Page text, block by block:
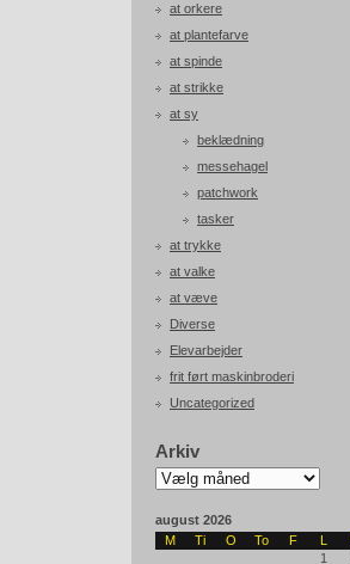
at orkere
at plantefarve
at spinde
at strikke
at sy
beklædning
messehagel
patchwork
tasker
at trykke
at valke
at væve
Diverse
Elevarbejder
frit ført maskinbroderi
Uncategorized
Arkiv
Arkiv
august 2026
M
Ti O To F L
1